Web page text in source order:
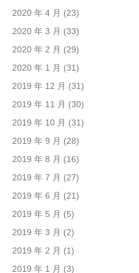
2020 年 4 月 (23)
2020 年 3 月 (33)
2020 年 2 月 (29)
2020 年 1 月 (31)
2019 年 12 月 (31)
2019 年 11 月 (30)
2019 年 10 月 (31)
2019 年 9 月 (28)
2019 年 8 月 (16)
2019 年 7 月 (27)
2019 年 6 月 (21)
2019 年 5 月 (5)
2019 年 3 月 (2)
2019 年 2 月 (1)
2019 年 1 月 (3)